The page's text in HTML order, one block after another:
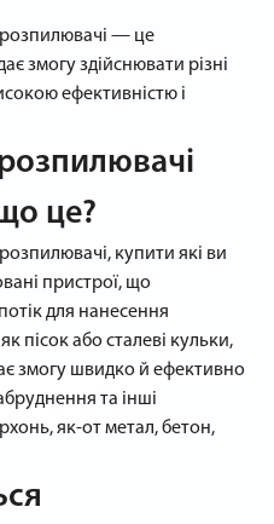
розпилювачі — це
змогу здійснювати різні
ефективністю і
це?
купити які ви
пристрої, що
для нанесення
пісок або сталеві кульки,
змогу швидко й ефективно
та інші
як-от метал, бетон,